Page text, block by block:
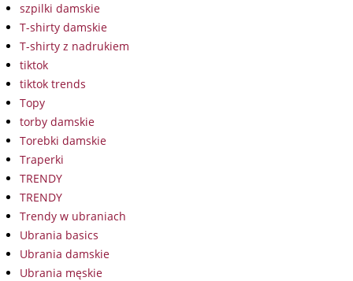
szpilki damskie
T-shirty damskie
T-shirty z nadrukiem
tiktok
tiktok trends
Topy
torby damskie
Torebki damskie
Traperki
TRENDY
TRENDY
Trendy w ubraniach
Ubrania basics
Ubrania damskie
Ubrania męskie